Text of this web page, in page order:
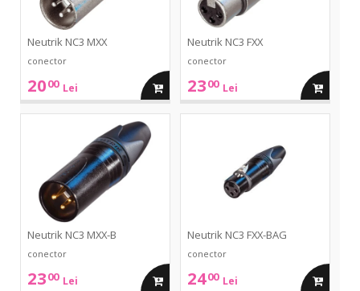
Neutrik NC3 MXX
conector
2000 Lei adauga
in
Neutrik NC3 FXX
conector
2300 Lei adauga
Neutrik NC3 MXX-B
conector
2300 Lei adauga
Neutrik NC3 FXX-BAG
conector
2400 Lei adauga